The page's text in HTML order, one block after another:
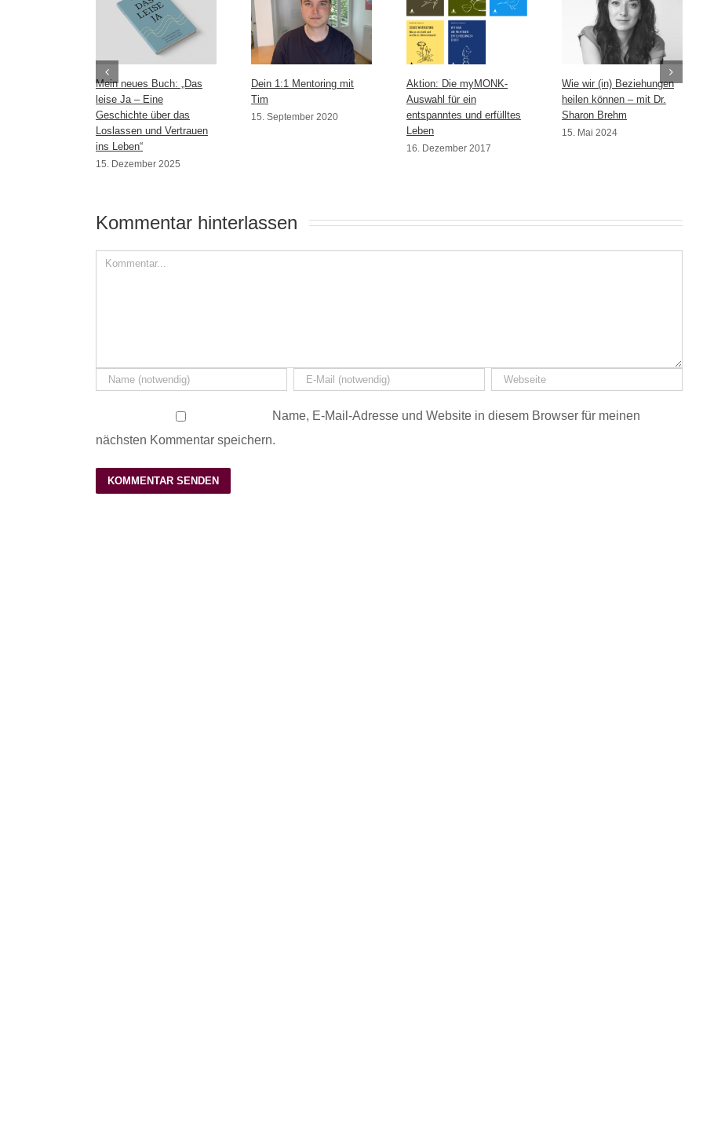
Mein neues Buch: „Das
leise Ja – Eine
Geschichte über das
Loslassen und Vertrauen
ins Leben“
15. Dezember 2025
Dein 1:1 Mentoring mit
Tim
15. September 2020
Aktion: Die myMONK-
Auswahl für ein
entspanntes und erfülltes
Leben
16. Dezember 2017
Wie wir (in) Beziehungen
heilen können – mit Dr.
Sharon Brehm
15. Mai 2024
Kommentar hinterlassen
Name, E-Mail-Adresse und Website in diesem Browser für meinen
nächsten Kommentar speichern.